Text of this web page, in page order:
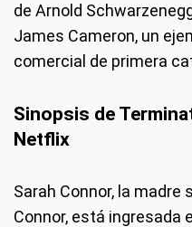
de Arnold
James Cameron, un
comercial de primera
Sinopsis de
Netflix
Sarah Connor, la madre
Connor, está ingresada